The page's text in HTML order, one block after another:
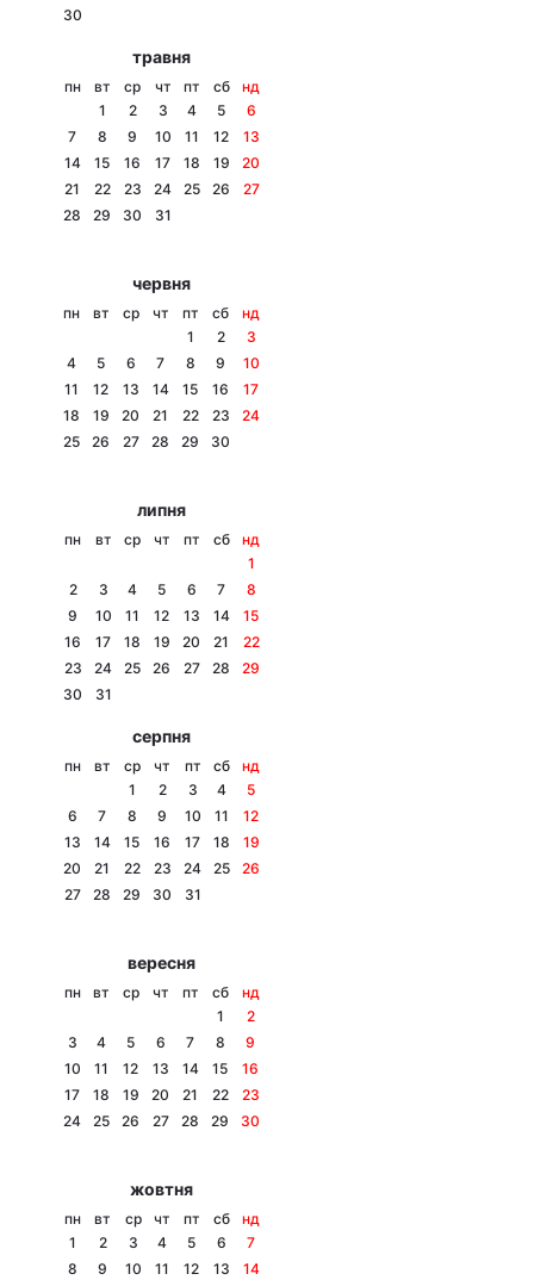
Економіка
Спорт
Техно і зв'язок
Цікавинки
Екологія
Інтерв'ю
Архів
Контакти
Тема оформлення
30
травня
пн вт ср чт пт сб
нд
1
2 3 4 5
6
7
8 9 10 11 12
13
14
15 16 17 18 19
20
21
22 23 24 25 26
27
28
29 30 31
червня
пн вт ср чт пт сб
нд
1
2
3
4
5 6 7 8 9
10
11
12 13 14 15 16
17
18
19 20 21 22 23
24
25
26 27 28 29 30
липня
пн вт ср чт пт сб
нд
1
2
3 4 5 6 7
8
9
10 11 12 13 14
15
16
17 18 19 20 21
22
23
24 25 26 27 28
29
30
31
серпня
пн вт ср чт пт сб
нд
1
2 3 4
5
6
7 8 9 10 11
12
13
14 15 16 17 18
19
20
21 22 23 24 25
26
27
28 29 30 31
вересня
пн вт ср чт пт сб
нд
1
2
3
4 5 6 7 8
9
10
11 12 13 14 15
16
17
18 19 20 21 22
23
24
25 26 27 28 29 30
жовтня
пн вт ср чт пт сб
нд
1
2 3 4 5 6
7
8
9 10 11 12 13
14